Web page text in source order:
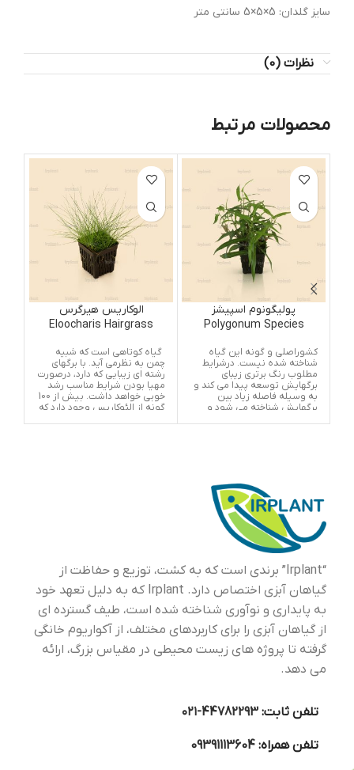
سایز گلدان: 5×5×5 سانتی متر
نظرات (0)
محصولات مرتبط
پولیگونوم اسپیشز
Polygonum Species
کشوراصلی و گونه این گیاه
شناخته شده نیست. درشرایط
مطلوب رنگ برتری زیبای
برگهایش توسعه پیدا می کند و
به وسیله فاصله زیاد بین
برگهایش شناخته می شود و
گونه یکی از معروفترین گیاهان
زیرآبی حقیقی است. اگرچه
بعضی گاهی اوقات در آکواریوم
های سرباز بالای سطح آب رشد
می کند. این گیاه بیشترین
تاثیرتزیینی خود را زمانی که در
گروههای کوچک کاشته می شود،
در آکواریو م می گذارد.
الوکاریس هیرگرس
Eloocharis Hairgrass
گیاه کوتاهی است که شبیه
چمن به نظرمی آید. با برگهای
رشته ای زیبایی که دارد، درصورت
مهیا بودن شرایط مناسب رشد
خوبی خواهد داشت. بیش از 100
گونه از الئوکاریس وجود دارد که
“Irplant” برندی است که به کشت، توزیع و حفاظت از
گیاهان آبزی اختصاص دارد. Irplant که به دلیل تعهد خود
به پایداری و نوآوری شناخته شده است، طیف گسترده ای
از گیاهان آبزی را برای کاربردهای مختلف، از آکواریوم خانگی
گرفته تا پروژه های زیست محیطی در مقیاس بزرگ، ارائه
می دهد.
تلفن ثابت:44782293-۰۲۱
تلفن همراه:09391113604